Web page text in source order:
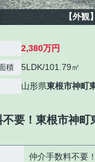
【外観】
2,380万円
積 5LDK/101.79㎡
山形県東根市神町
要！東根市神町
仲介手数料不要